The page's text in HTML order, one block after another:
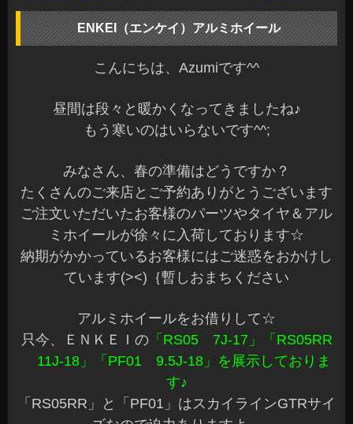
ENKEI（エンケイ）アルミホイール
こんにちは、Azumiです^^
昼間は段々と暖かくなってきましたね♪
もう寒いのはいらないです^^;
みなさん、春の準備はどうですか？
たくさんのご来店とご予約ありがとうございます
ご注文いただいたお客様のパーツやタイヤ＆アル
ミホイールが徐々に入荷しております☆
納期がかかっているお客様にはご迷惑をおかけし
ています(><)｛暫しおまちください
アルミホイールをお借りして☆
只今、ＥＮＫＥＩの「RS05 7J-17」「RS05RR
11J-18」「PF01 9.5J-18」を展示しておりま
す♪
「RS05RR」と「PF01」はスカイラインGTRサイ